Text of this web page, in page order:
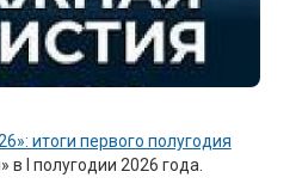
итоги первого полугодия
в I полугодии 2026 года.